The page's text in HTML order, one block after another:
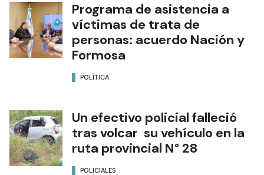
Programa de asistencia a
víctimas de trata de
personas: acuerdo Nación y
Formosa
POLÍTICA
Un efectivo policial falleció
tras volcar su vehículo en la
ruta provincial N° 28
POLICIALES